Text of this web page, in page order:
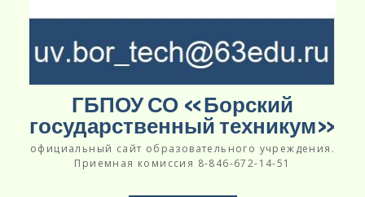
ГБПОУ СО «Борский
государственный техникум»
официальный сайт образовательного учреждения.
Приемная комиссия 8-846-672-14-51